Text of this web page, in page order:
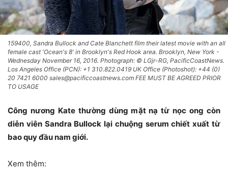
159400, Sandra Bullock and Cate Blanchett film their latest movie with an all
female cast 'Ocean's 8' in Brooklyn's Red Hook area. Brooklyn, New York -
Wednesday November 16, 2016. Photograph: © LGjr-RG, PacificCoastNews.
Los Angeles Office (PCN): +1 310.822.0419 UK Office (Photoshot): +44 (0)
20 7421 6000 sales@pacificcoastnews.com FEE MUST BE AGREED PRIOR
TO USAGE
Công nương Kate thường dùng mặt nạ từ nọc ong còn
diễn viên Sandra Bullock lại chuộng serum chiết xuất từ
bao quy đầu nam giới.
Xem thêm: